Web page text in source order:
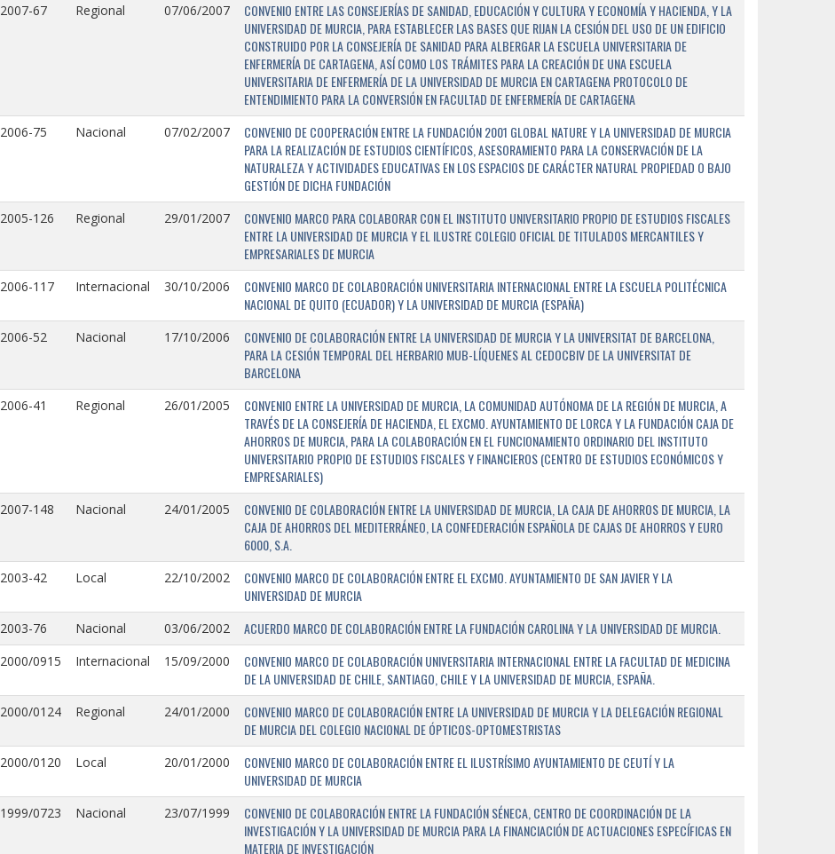
2007-67 Regional 07/06/2007
CONVENIO ENTRE LAS CONSEJERÍAS DE SANIDAD, EDUCACIÓN Y CULTURA Y ECONOMÍA Y HACIENDA, Y LA
UNIVERSIDAD DE MURCIA, PARA ESTABLECER LAS BASES QUE RIJAN LA CESIÓN DEL USO DE UN EDIFICIO
CONSTRUIDO POR LA CONSEJERÍA DE SANIDAD PARA ALBERGAR LA ESCUELA UNIVERSITARIA DE
ENFERMERÍA DE CARTAGENA, ASÍ COMO LOS TRÁMITES PARA LA CREACIÓN DE UNA ESCUELA
UNIVERSITARIA DE ENFERMERÍA DE LA UNIVERSIDAD DE MURCIA EN CARTAGENA PROTOCOLO DE
ENTENDIMIENTO PARA LA CONVERSIÓN EN FACULTAD DE ENFERMERÍA DE CARTAGENA
2006-75 Nacional 07/02/2007
CONVENIO DE COOPERACIÓN ENTRE LA FUNDACIÓN 2001 GLOBAL NATURE Y LA UNIVERSIDAD DE MURCIA
PARA LA REALIZACIÓN DE ESTUDIOS CIENTÍFICOS, ASESORAMIENTO PARA LA CONSERVACIÓN DE LA
NATURALEZA Y ACTIVIDADES EDUCATIVAS EN LOS ESPACIOS DE CARÁCTER NATURAL PROPIEDAD O BAJO
GESTIÓN DE DICHA FUNDACIÓN
2005-126 Regional 29/01/2007
CONVENIO MARCO PARA COLABORAR CON EL INSTITUTO UNIVERSITARIO PROPIO DE ESTUDIOS FISCALES
ENTRE LA UNIVERSIDAD DE MURCIA Y EL ILUSTRE COLEGIO OFICIAL DE TITULADOS MERCANTILES Y
EMPRESARIALES DE MURCIA
2006-117 Internacional 30/10/2006
CONVENIO MARCO DE COLABORACIÓN UNIVERSITARIA INTERNACIONAL ENTRE LA ESCUELA POLITÉCNICA
NACIONAL DE QUITO (ECUADOR) Y LA UNIVERSIDAD DE MURCIA (ESPAÑA)
2006-52 Nacional 17/10/2006
CONVENIO DE COLABORACIÓN ENTRE LA UNIVERSIDAD DE MURCIA Y LA UNIVERSITAT DE BARCELONA,
PARA LA CESIÓN TEMPORAL DEL HERBARIO MUB-LÍQUENES AL CEDOCBIV DE LA UNIVERSITAT DE
BARCELONA
2006-41 Regional 26/01/2005
CONVENIO ENTRE LA UNIVERSIDAD DE MURCIA, LA COMUNIDAD AUTÓNOMA DE LA REGIÓN DE MURCIA, A
TRAVÉS DE LA CONSEJERÍA DE HACIENDA, EL EXCMO. AYUNTAMIENTO DE LORCA Y LA FUNDACIÓN CAJA DE
AHORROS DE MURCIA, PARA LA COLABORACIÓN EN EL FUNCIONAMIENTO ORDINARIO DEL INSTITUTO
UNIVERSITARIO PROPIO DE ESTUDIOS FISCALES Y FINANCIEROS (CENTRO DE ESTUDIOS ECONÓMICOS Y
EMPRESARIALES)
2007-148 Nacional 24/01/2005
CONVENIO DE COLABORACIÓN ENTRE LA UNIVERSIDAD DE MURCIA, LA CAJA DE AHORROS DE MURCIA, LA
CAJA DE AHORROS DEL MEDITERRÁNEO, LA CONFEDERACIÓN ESPAÑOLA DE CAJAS DE AHORROS Y EURO
6000, S.A.
2003-42 Local 22/10/2002
CONVENIO MARCO DE COLABORACIÓN ENTRE EL EXCMO. AYUNTAMIENTO DE SAN JAVIER Y LA
UNIVERSIDAD DE MURCIA
2003-76 Nacional 03/06/2002 ACUERDO MARCO DE COLABORACIÓN ENTRE LA FUNDACIÓN CAROLINA Y LA UNIVERSIDAD DE MURCIA.
2000/0915 Internacional 15/09/2000
CONVENIO MARCO DE COLABORACIÓN UNIVERSITARIA INTERNACIONAL ENTRE LA FACULTAD DE MEDICINA
DE LA UNIVERSIDAD DE CHILE, SANTIAGO, CHILE Y LA UNIVERSIDAD DE MURCIA, ESPAÑA.
2000/0124 Regional 24/01/2000
CONVENIO MARCO DE COLABORACIÓN ENTRE LA UNIVERSIDAD DE MURCIA Y LA DELEGACIÓN REGIONAL
DE MURCIA DEL COLEGIO NACIONAL DE ÓPTICOS-OPTOMESTRISTAS
2000/0120 Local 20/01/2000
CONVENIO MARCO DE COLABORACIÓN ENTRE EL ILUSTRÍSIMO AYUNTAMIENTO DE CEUTÍ Y LA
UNIVERSIDAD DE MURCIA
1999/0723 Nacional 23/07/1999
CONVENIO DE COLABORACIÓN ENTRE LA FUNDACIÓN SÉNECA, CENTRO DE COORDINACIÓN DE LA
INVESTIGACIÓN Y LA UNIVERSIDAD DE MURCIA PARA LA FINANCIACIÓN DE ACTUACIONES ESPECÍFICAS EN
MATERIA DE INVESTIGACIÓN